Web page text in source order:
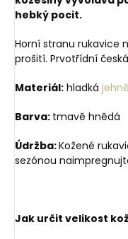
hebký pocit.
Horní stranu rukavice
prošití. Prvotřídní
Materiál: hladká
Barva: tmavě hnědá
Údržba:Kožené
sezónou
Jak určit velikost